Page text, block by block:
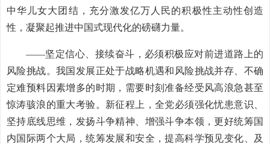
中华儿女大团结，充分激发亿万人民的积极性主动性创造
性，凝聚起推进中国式现代化的磅礴力量。
——坚定信心、接续奋斗，必须积极应对前进道路上的
风险挑战。我国发展正处于战略机遇和风险挑战并存、不确
定难预料因素增多的时期，需要时刻准备经受风高浪急甚至
惊涛骇浪的重大考验。新征程上，全党必须强化忧患意识、
坚持底线思维，发扬斗争精神、增强斗争本领，更好统筹国
内国际两个大局，统筹发展和安全，提高科学预见变化、及